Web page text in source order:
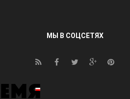
МЫ В СОЦСЕТЯХ